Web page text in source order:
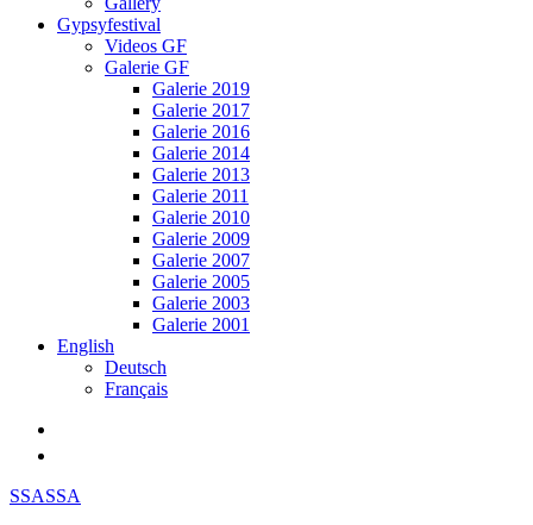
Gypsyfestival
Videos GF
Galerie GF
Galerie 2019
Galerie 2017
Galerie 2016
Galerie 2014
Galerie 2013
Galerie 2011
Galerie 2010
Galerie 2009
Galerie 2007
Galerie 2005
Galerie 2003
Galerie 2001
English
Deutsch
Français
SSASSA